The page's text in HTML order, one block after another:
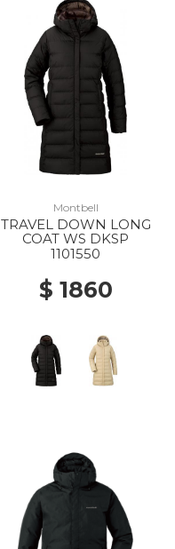
Montbell
TRAVEL DOWN LONG
COAT WS DKSP
1101550
$ 1860